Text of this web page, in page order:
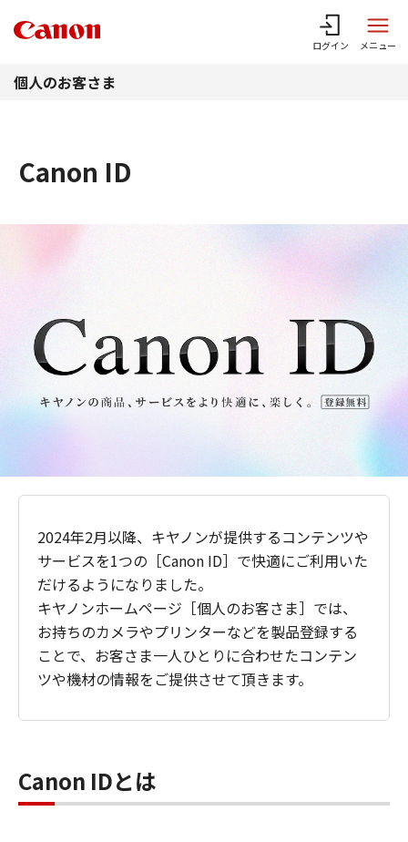
ログイン メニュー
個人のお客さま
Canon ID
2024年2月以降、キヤノンが提供するコンテンツや
サービスを1つの［Canon ID］で快適にご利用いた
だけるようになりました。
キヤノンホームページ［個人のお客さま］では、
お持ちのカメラやプリンターなどを製品登録する
ことで、お客さま一人ひとりに合わせたコンテン
ツや機材の情報をご提供させて頂きます。
Canon IDとは